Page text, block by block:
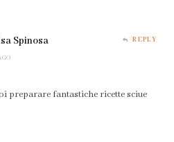
Spinosa REPLY
preparare fantastiche ricette sciue